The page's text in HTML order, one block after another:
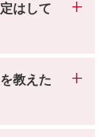
はして
教えた